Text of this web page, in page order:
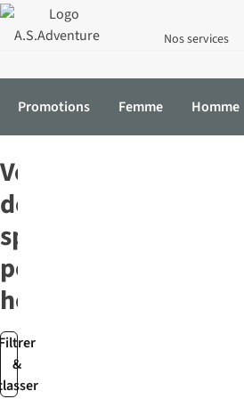
Nos services
Promotions Femme Homme
&
Vestes
de
sport
pour
homme